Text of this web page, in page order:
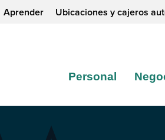
Aprender Ubicaciones y cajeros
Personal